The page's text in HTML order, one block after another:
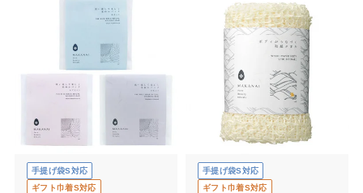
手提げ袋S対応
ギフト巾着S対応
手提げ袋S対応
ギフト巾着S対応